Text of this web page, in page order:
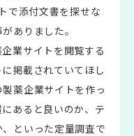
で添付文書を探せな
ありました。
業サイトを閲覧する
掲載されていてほし
薬企業サイトを作っ
あると良いのか、テ
といった定量調査で